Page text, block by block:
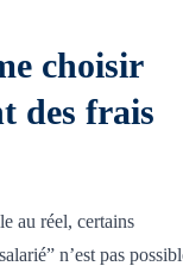
choisir
des frais
au réel, certains
n’est pas